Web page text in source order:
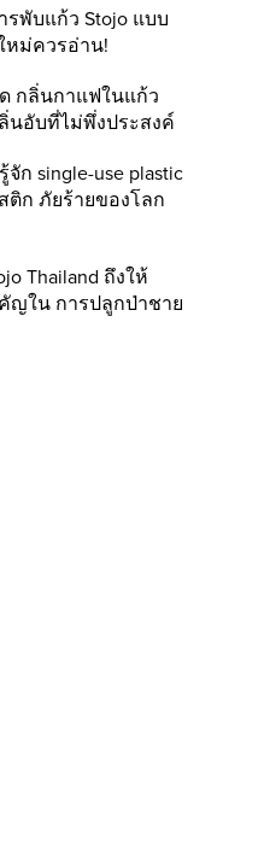
รพับแก้ว Stojo แบบ
หม่ควรอ่าน!
กลิ่นกาแฟในแก้ว
นอับที่ไม่พึ่งประสงค์
ก single-use plastic
ติก ภัยร้ายของโลก
Thailand ถึงให้
ญใน การปลูกป่าชาย